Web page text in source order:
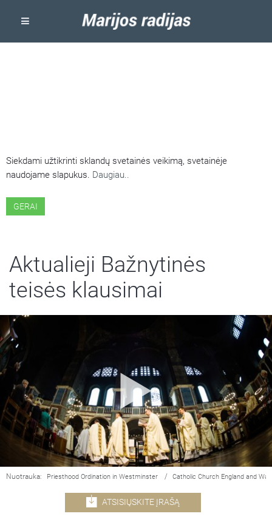
Siekdami užtikrinti sklandų svetainės veikimą, svetainėje
naudojame slapukus. Daugiau..
GERAI
Aktualieji Bažnytinės
teisės klausimai
Nuotrauka: Priesthood Ordination in Westminster / Catholic Church England and
ATSISIŲSKITE ĮRAŠĄ